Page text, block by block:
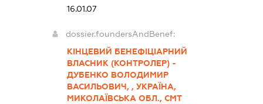
16.01.07
dossier.foundersAndBenef:
КІНЦЕВИЙ БЕНЕФІЦІАРНИЙ
ВЛАСНИК (КОНТРОЛЕР) -
ДУБЕНКО ВОЛОДИМИР
ВАСИЛЬОВИЧ, , УКРАЇНА,
МИКОЛАЇВСЬКА ОБЛ., СМТ